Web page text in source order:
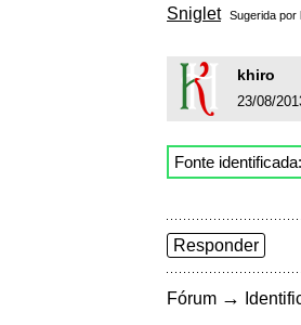
Sniglet Sugerida por
khiro
23/08/
Fonte identificada:
Responder
Fórum →